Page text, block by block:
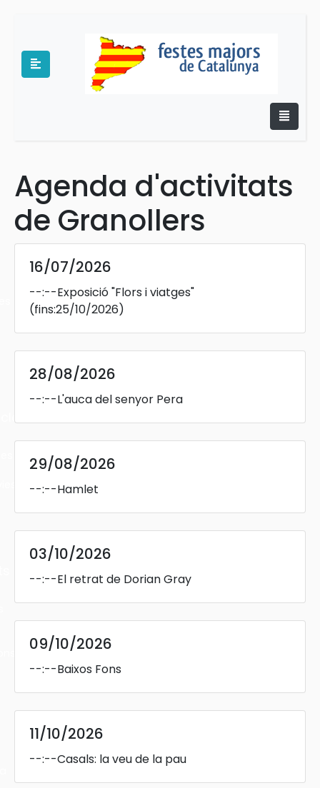
Agenda d'activitats
de Granollers
16/07/2026
--:--Exposició "Flors i viatges"
(fins:25/10/2026)
28/08/2026
--:--L'auca del senyor Pera
29/08/2026
--:--Hamlet
03/10/2026
--:--El retrat de Dorian Gray
09/10/2026
--:--Baixos Fons
11/10/2026
--:--Casals: la veu de la pau